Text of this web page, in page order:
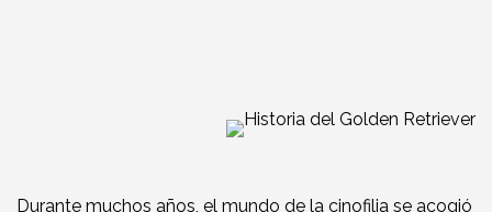
Durante muchos años, el mundo de la cinofilia se acogió